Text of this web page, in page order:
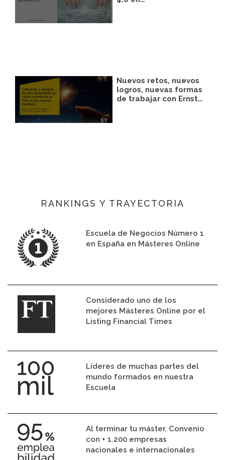
Nuevos retos, nuevos
logros, nuevas formas
de trabajar con Ernst…
RANKINGS Y TRAYECTORIA
Escuela de Negocios Número 1
en España en Másteres Online
Considerado uno de los
mejores Másteres Online por el
Listing Financial Times
Líderes de muchas partes del
mundo formados en nuestra
Escuela
Al terminar tu máster. Convenio
con + 1.200 empresas
nacionales e internacionales